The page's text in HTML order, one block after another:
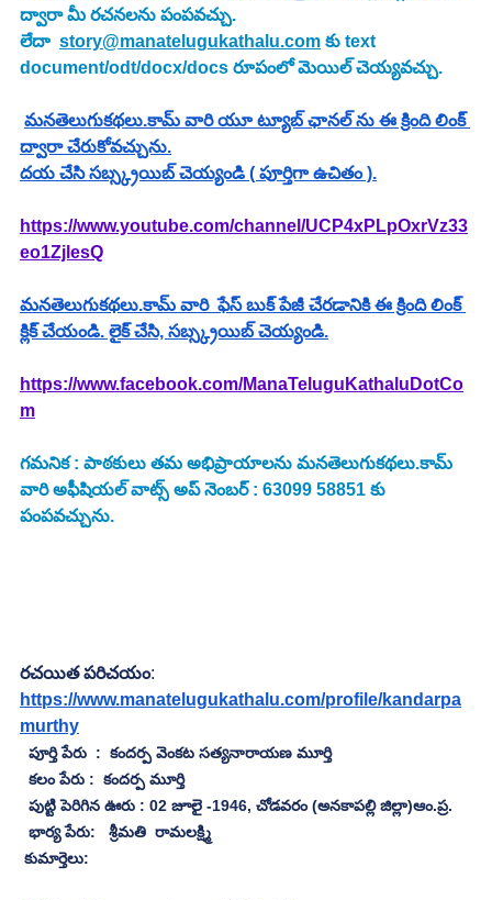
ద్వారా మీ రచనలను పంపవచ్చు.
లేదా story@manatelugukathalu.com కు text
document/odt/docx/docs రూపంలో మెయిల్ చెయ్యవచ్చు.
మనతెలుగుకథలు.కామ్ వారి యూ ట్యూబ్ ఛానల్ ను ఈ క్రింది లింక్
ద్వారా చేరుకోవచ్చును.
దయ చేసి సబ్స్క్రయిబ్ చెయ్యండి ( పూర్తిగా ఉచితం ).
https://www.youtube.com/channel/UCP4xPLpOxrVz33
eo1ZjlesQ
మనతెలుగుకథలు.కామ్ వారి  ఫేస్ బుక్ పేజీ చేరడానికి ఈ క్రింది లింక్
క్లిక్ చేయండి. లైక్ చేసి, సబ్స్క్రయిబ్ చెయ్యండి.
https://www.facebook.com/ManaTeluguKathaluDotCo
m
గమనిక : పాఠకులు తమ అభిప్రాయాలను మనతెలుగుకథలు.కామ్
వారి అఫీషియల్ వాట్స్ అప్ నెంబర్ : 63099 58851 కు
పంపవచ్చును.
రచయిత పరిచయం:
https://www.manatelugukathalu.com/profile/kandarpa
murthy
పూర్తి పేరు  :  కందర్ప వెంకట సత్యనారాయణ మూర్తి
కలం పేరు :  కందర్ప మూర్తి
పుట్టి పెరిగిన ఊరు : 02 జూలై -1946, చోడవరం (అనకాపల్లి జిల్లా)ఆం.ప్ర.
భార్య పేరు:   శ్రీమతి  రామలక్ష్మి
కుమార్తెలు: